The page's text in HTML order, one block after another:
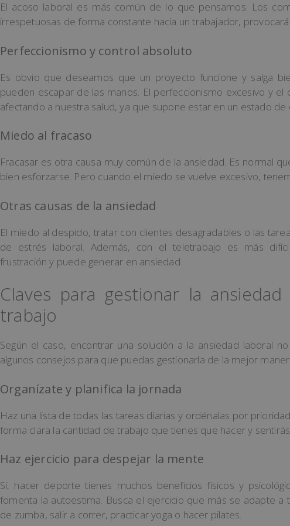
El acoso laboral es más común de lo que pensamos. Los
irrespetuosas de forma constante hacia un trabajador,
Perfeccionismo y control absoluto
Es obvio que deseamos que un proyecto funcione y salga
pueden escapar de las manos. El perfeccionismo excesivo y
afectando a nuestra salud, ya que supone estar en un estado de
Miedo al fracaso
Fracasar es otra causa muy común de la ansiedad. Es normal
bien esforzarse. Pero cuando el miedo se vuelve excesivo,
Otras causas de la ansiedad
El miedo al despido, tratar con clientes desagradables o las
de estrés laboral. Además, con el teletrabajo es más
frustración y puede generar en ansiedad.
Claves para gestionar la
trabajo
Según el caso, encontrar una solución a la ansiedad laboral
algunos consejos para que puedas gestionarla de la mejor
Organízate y planifica la jornada
Haz una lista de todas las tareas diarias y ordénalas por
forma clara la cantidad de trabajo que tienes que hacer y
Haz ejercicio para despejar la mente
Sí, hacer deporte tienes muchos beneficios físicos y
fomenta la autoestima. Busca el ejercicio que más se adapte a
de zumba, salir a correr, practicar yoga o hacer pilates.